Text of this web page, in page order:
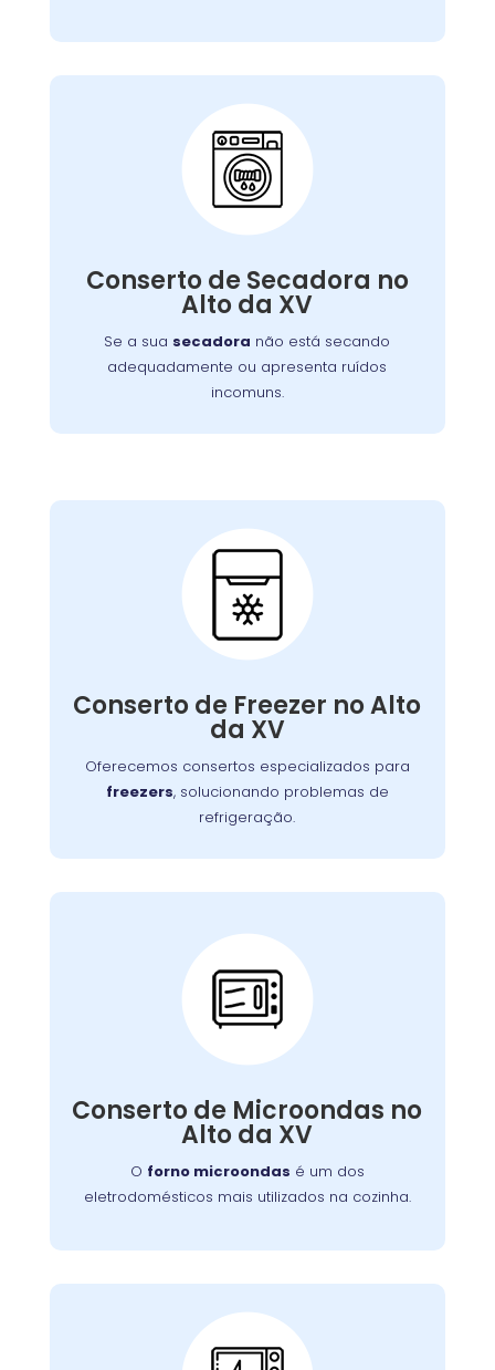
Conserto de Secadora no
Alto da XV
Se a sua secadora não está secando
adequadamente ou apresenta ruídos
incomuns.
Conserto de Secadora:
e corrigir o problema, garantindo o
funcionamento eficiente do aparelho.
Conserto de Freezer no Alto
da XV
Oferecemos consertos especializados para
freezers, solucionando problemas de
refrigeração.
Conserto de Freezer:
Nossos especialistas estão prontos para
ou componentes elétricos, garantindo o
congelamento adequada dos alimentos.
Conserto de Microondas no
Alto da XV
O forno microondas é um dos
eletrodomésticos mais utilizados na cozinha.
Conserto de
Microondas:
Se o seu aparelho apresenta problemas como
equipe está preparada para consertá-lo com
eficiência, garantindo sua funcionalidade no